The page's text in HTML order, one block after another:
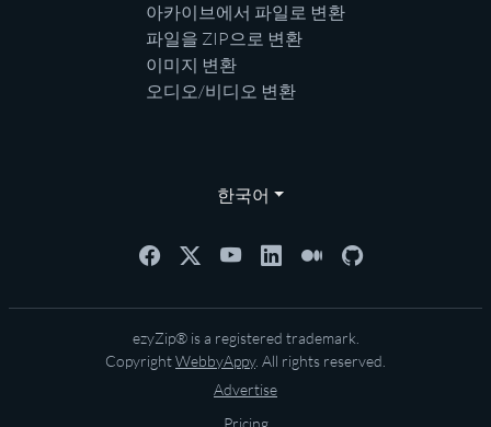
아카이브에서 파일로 변환
파일을 ZIP으로 변환
이미지 변환
오디오/비디오 변환
한국어
ezyZip® is a registered trademark.
CopyrightWebbyAppy. All rights reserved.
Advertise